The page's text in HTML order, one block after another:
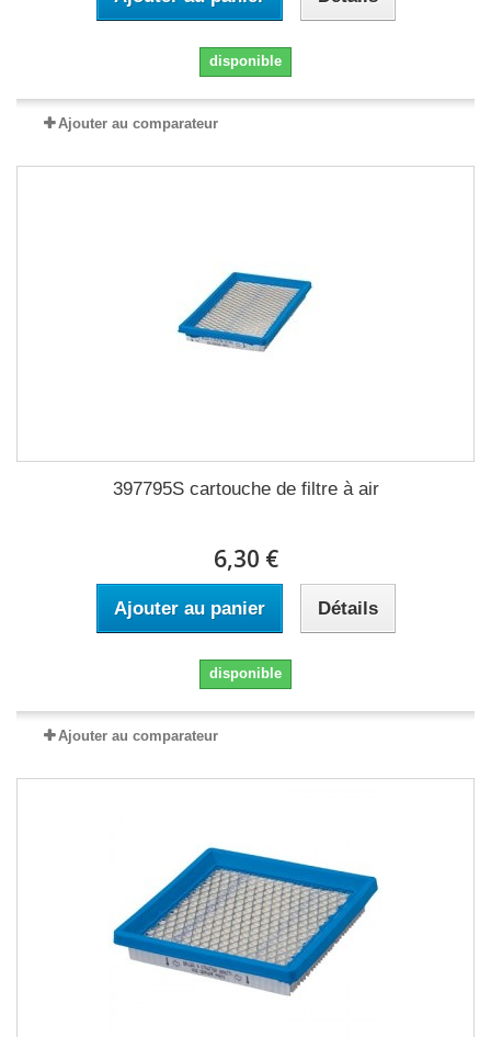
disponible
Ajouter au comparateur
397795S cartouche de filtre à air
6,30 €
Ajouter au panier Détails
disponible
Ajouter au comparateur